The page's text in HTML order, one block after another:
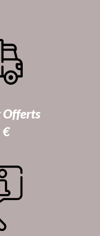
Offerts
€